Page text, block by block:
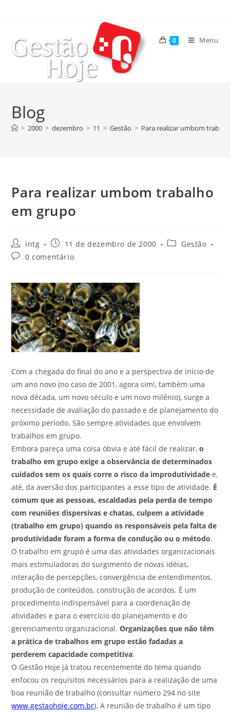
0 Menu
Blog
> 2000 > dezembro > 11 > Gestão > Para realizar umbom
Para realizar umbom trabalho
em grupo
intg 11 de dezembro de 2000
Gestão
0 comentário
Com a chegada do final do ano e a perspectiva de início de
um ano novo (no caso de 2001, agora sim!, também uma
nova década, um novo século e um novo milênio), surge a
necessidade de avaliação do passado e de planejamento do
próximo período. São sempre atividades que envolvem
trabalhos em grupo.
Embora pareça uma coisa óbvia e até fácil de realizar,o
trabalho em grupo exige a observância de determinados
cuidados sem os quais corre o risco da improdutividade e,
até, da aversão dos participantes a esse tipo de atividade. É
comum que as pessoas, escaldadas pela perda de tempo
com reuniões dispersivas e chatas, culpem a atividade
(trabalho em grupo) quando os responsáveis pela falta de
produtividade foram a forma de condução ou o método.
O trabalho em grupo é uma das atividades organizacionais
mais estimuladoras do surgimento de novas idéias,
interação de percepções, convergência de entendimentos,
produção de conteúdos, construção de acordos. É um
procedimento indispensável para a coordenação de
atividades e para o exercício do planejamento e do
gerenciamento organizacional.Organizações que não têm
a prática de trabalhos em grupo estão fadadas a
perderem capacidade competitiva.
O Gestão Hoje já tratou recentemente do tema quando
enfocou os requisitos necessários para a realização de uma
boa reunião de trabalho (consultar número 294 no site
www.gestaohoje.com.br). A reunião de trabalho é um tipo